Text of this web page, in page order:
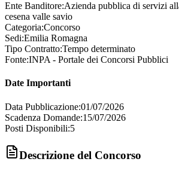
Ente Banditore:Azienda pubblica di servizi
cesena valle savio
Categoria:Concorso
Sedi:Emilia Romagna
Tipo Contratto:Tempo determinato
Fonte:INPA - Portale dei Concorsi Pubblici
Date Importanti
Data Pubblicazione:01/07/2026
Scadenza Domande:15/07/2026
Posti Disponibili:5
Descrizione del Concorso